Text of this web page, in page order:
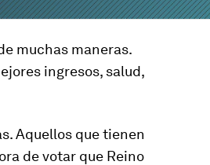
muchas maneras.
ingresos, salud,
. Aquellos que tienen
de votar que Reino